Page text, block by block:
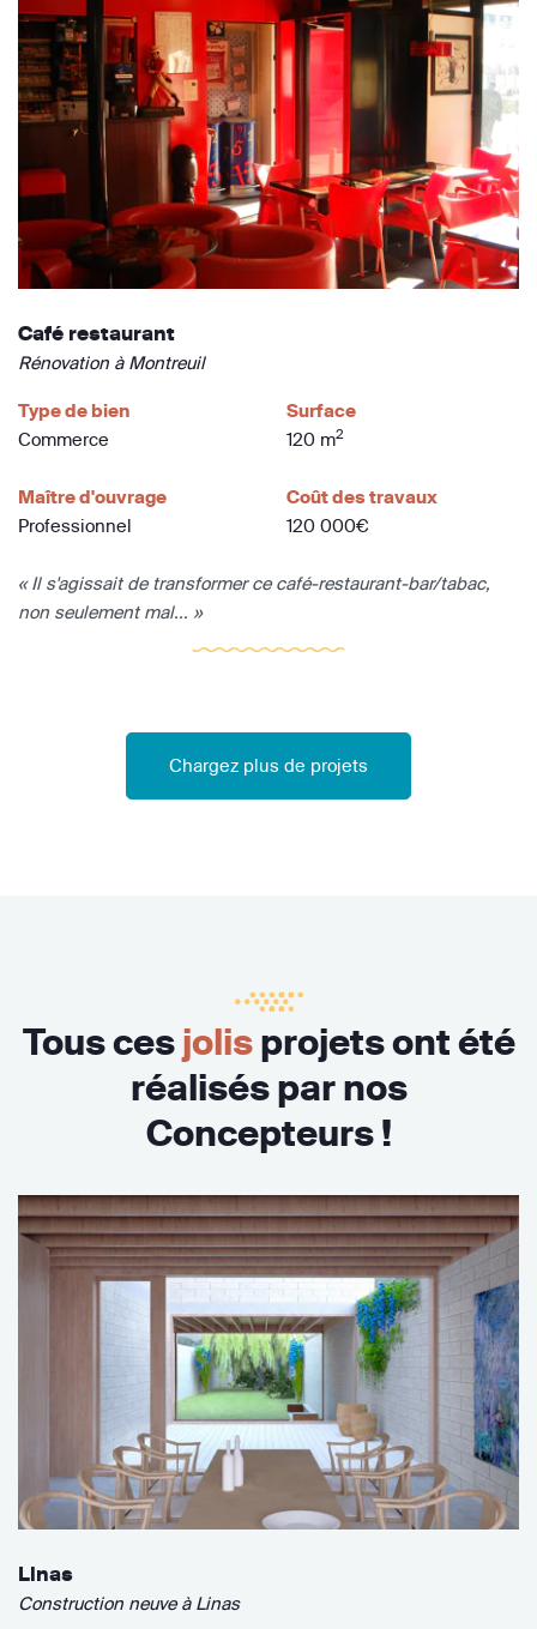
Café restaurant
Rénovation à Montreuil
Type de bien
Commerce
Surface
120 m2
Maître d'ouvrage
Professionnel
Coût des travaux
120 000€
« Il s'agissait de transformer ce café-restaurant-bar/tabac,
non seulement mal... »
Chargez plus de projets
Tous cesjolisprojets ont été
réalisés par nos
Concepteurs !
Linas
Construction neuve à Linas